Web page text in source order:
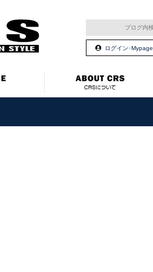
ログイン･Mypage